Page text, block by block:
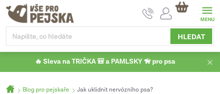
Přejít
obsah
HLEDAT
NÁKUPNÍ
KOŠÍK
🔥 Sleva na TRIČKA 🎒 a PAMLSKY 🦮 pro psa
Domů
Blog pro pejskaře Jak uklidnit nervózního psa?